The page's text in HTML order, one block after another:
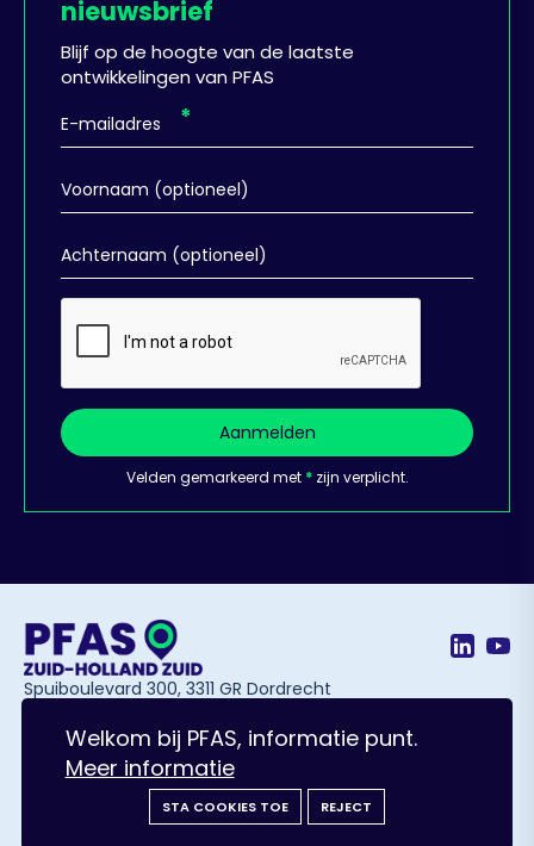
nieuwsbrief
Blijf op de hoogte van de laatste
ontwikkelingen van PFAS
Aanmelden
Velden gemarkeerd met *zijn verplicht.
Spuiboulevard 300, 3311 GR Dordrecht
© Solvware B.V. All Rights Reserved.
Ontworpen door Schuttelaar & PartnersPrivacy policy
Welkom bij PFAS, informatie punt.
Meer informatie
STA COOKIES TOE REJECT
Lees voor